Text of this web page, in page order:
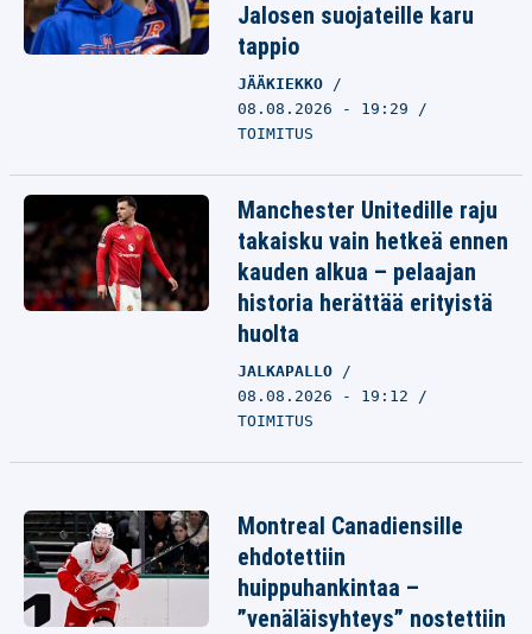
Jalosen suojateille karu
tappio
JÄÄKIEKKO
08.08.2026 - 19:29
TOIMITUS
Manchester Unitedille raju
takaisku vain hetkeä ennen
kauden alkua – pelaajan
historia herättää erityistä
huolta
JALKAPALLO
08.08.2026 - 19:12
TOIMITUS
Montreal Canadiensille
ehdotettiin
huippuhankintaa –
”venäläisyhteys” nostettiin